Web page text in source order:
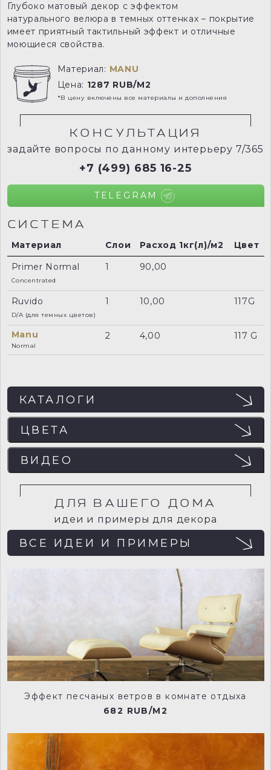
Глубоко матовый декор с эффектом
натурального велюра в темных оттенках – покрытие
имеет приятный тактильный эффект и отличные
моющиеся свойства.
Материал: MANU
Цена: 1287 RUB/M2
*В цену включены все материалы и дополнения
КОНСУЛЬТАЦИЯ
задайте вопросы по данному интерьеру 7/365
+7 (499) 685 16-25
TELEGRAM
СИСТЕМА
Материал Слои Расход 1кг(л)/м2
Цвет
Primer Normal
Concentrated
1 90,00
Ruvido
D/A (для темных цветов)
1 10,00 117G
Manu
Normal
2 4,00 117 G
КАТАЛОГИ
ЦВЕТА
ЦВЕТА
Отображение цвета на мониторе может не
совпадать с реальным, поэтому рекомендуем
заказывать пробный образец (выкрас) для точного
определения цвета.
240-true-taupe-manu 149-slaked-lime-mid-manu
118-dark-lead-colour-manu
ВИДЕО
ВИДЕО
Для загрузки внешнего содержимого
Изменить настройки cookies
ДЛЯ ВАШЕГО ДОМА
идеи и примеры для декора
ВСЕ ИДЕИ И ПРИМЕРЫ
Эффект песчаных ветров в комнате отдыха
682 RUB/M2